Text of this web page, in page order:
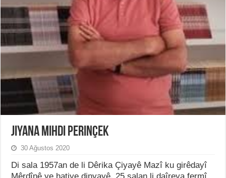
Jiyana Mihdi Perinçek
30 Ağustos 2020
Di sala 1957an de li Dêrika Çiyayê Mazî ku girêdayî
Mêrdînê ye hatiye dinyayê. 25 salan li daîreya fermî